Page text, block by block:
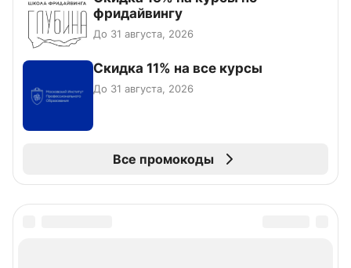
фридайвингу
До 31 августа, 2026
Скидка 11% на все курсы
До 31 августа, 2026
Все промокоды